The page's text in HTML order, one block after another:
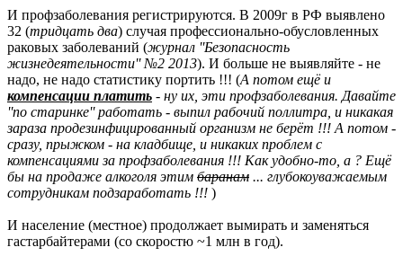
И профзаболевания регистрируются. В 2009г в РФ выявлено
32 (тридцать два) случая профессионально-обусловленных
раковых заболеваний (журнал ''Безопасность
жизнедеятельности'' №2 2013). И больше не выявляйте - не
надо, не надо статистику портить !!! (А потом ещё и
компенсации платить - ну их, эти профзаболевания. Давайте
''по старинке'' работать - выпил рабочий поллитра, и никакая
зараза продезинфицированный организм не берёт !!! А потом -
сразу, прыжком - на кладбище, и никаких проблем с
компенсациями за профзаболевания !!! Как удобно-то, а ? Ещё
бы на продаже алкоголя этим баранам ... глубокоуважаемым
сотрудникам подзаработать !!! )
И население (местное) продолжает вымирать и заменяться
гастарбайтерами (со скоростю ~1 млн в год).